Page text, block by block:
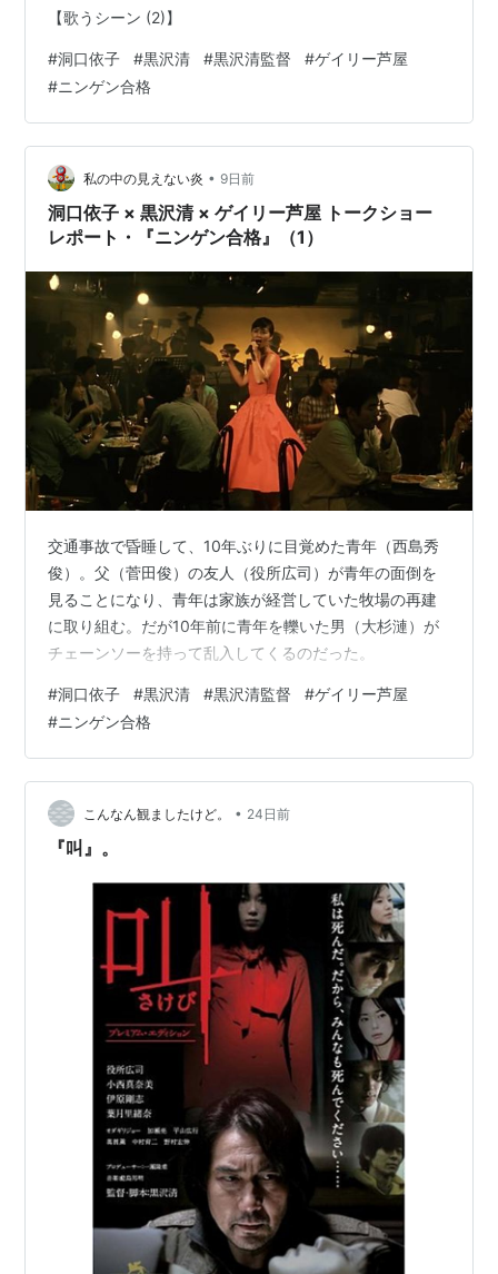
『勝手にしやがれ！！黄金計画』脚本：黒沢清
『勝手にしやがれ！！逆転計画』脚本：塩田明
彦、黒沢清
『勝手にしやがれ！！英雄計画』脚本：大久保智
康
『DOOR III』脚本：小中千昭
『ＣＵＲＥ／キュア』
『蜘蛛の瞳』
『蛇の道』脚本：高橋洋
『復讐 運命の訪問者』脚本：高橋洋
『復讐 消えない傷痕』
「学校の怪談f 廃校綺談」
1998年
『ニンゲン合格』
1999年
『カリスマ』
『大いな幻影』
「降霊」 *TVドラマ
「学校の怪談 木霊」OV
2001年
『回路』
2002年
『アカルイミライ』
2003年
<『ドッペルゲンガー』
2006年
『LOFT』
『叫（さけび）』
『トウキョウソナタ』
『贖罪』TVシリーズ
『リアル〜完全なる首長竜の日〜』
Seventh Code 』
【歌うシーン (2)】
#洞口依子 #黒沢清 #黒沢清監督 #ゲイリー芦屋
#ニンゲン合格
私の中の見えない炎 • 9日前
洞口依子 × 黒沢清 × ゲイリー芦屋 トークショー
レポート・『ニンゲン合格』（1）
交通事故で昏睡して、10年ぶりに目覚めた青年（西島秀
俊）。父（菅田俊）の友人（役所広司）が青年の面倒を
見ることになり、青年は家族が経営していた牧場の再建
に取り組む。だが10年前に青年を轢いた男（大杉漣）が
チェーンソーを持って乱入してくるのだった。
#洞口依子 #黒沢清 #黒沢清監督 #ゲイリー芦屋
#ニンゲン合格
こんなん観ましたけど。 • 24日前
『叫』。